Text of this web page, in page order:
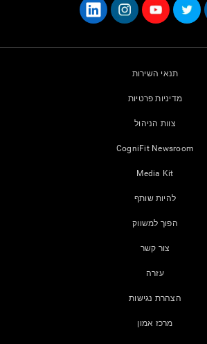
תנאי השירות
מדיניות פרטיות
צוות הניהול
CogniFit Newsroom
Media Kit
להיות שותף
הפוך למשווק
צור קשר
עזרה
הצהרת נגישות
מרכז אמון